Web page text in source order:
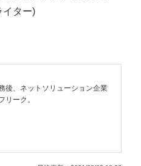
イター)
後、ネットソリューション企業
リーク。